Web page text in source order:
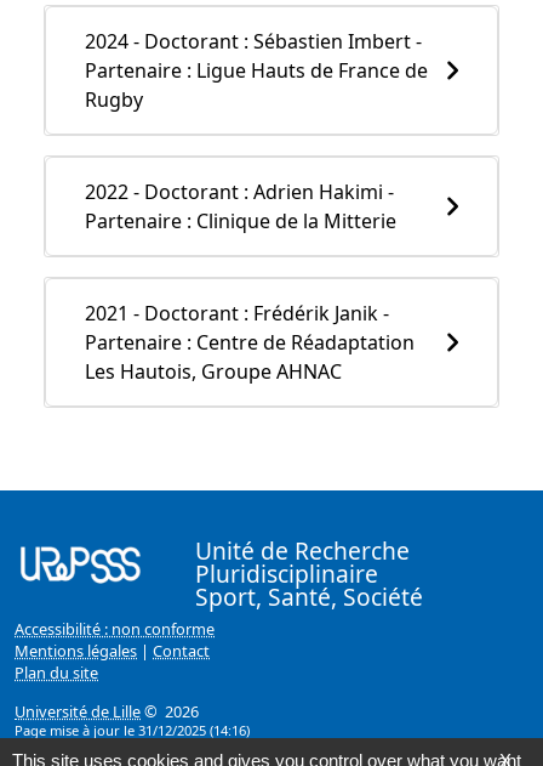
2024 - Doctorant : Sébastien Imbert -
Partenaire : Ligue Hauts de France de
Rugby
2022 - Doctorant : Adrien Hakimi -
Partenaire : Clinique de la Mitterie
2021 - Doctorant : Frédérik Janik -
Partenaire : Centre de Réadaptation
Les Hautois, Groupe AHNAC
Unité de Recherche
Pluridisciplinaire
Sport, Santé, Société
Accessibilité : non conforme
Mentions légales | Contact
Plan du site
Université de Lille© 2026
Page mise à jour le 31/12/2025 (14:16)
X
This site uses cookies and gives you control over what you want